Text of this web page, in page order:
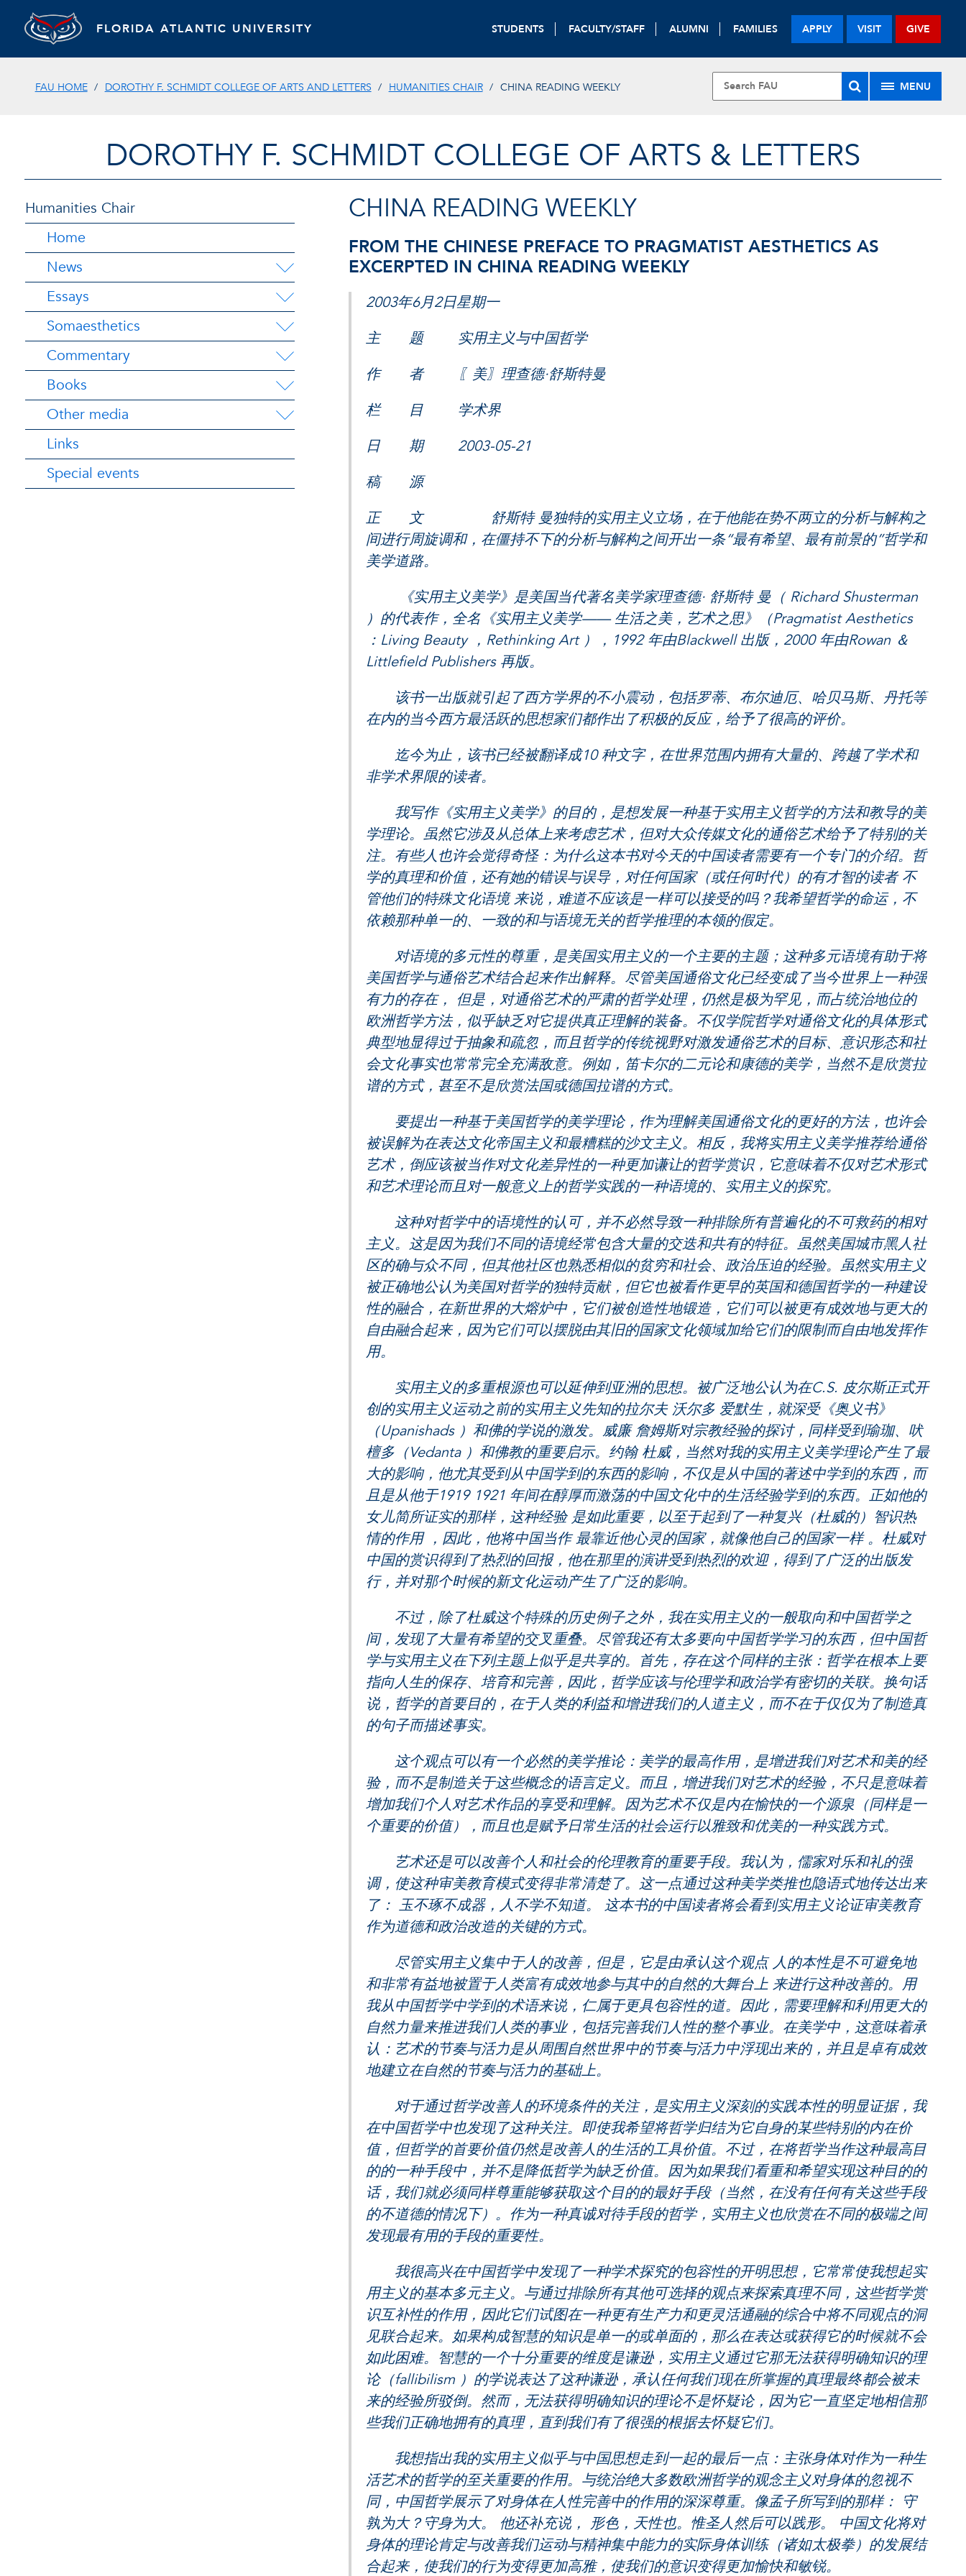
FLORIDA ATLANTIC UNIVERSITY STUDENTS FACULTY/STAFF ALUMNI FAMILIES APPLY VISIT GIVE
FAU HOME DOROTHY F. SCHMIDT COLLEGE OF ARTS AND LETTERS HUMANITIES CHAIR CHINA READING WEEKLY MENU
DOROTHY F. SCHMIDT COLLEGE OF ARTS & LETTERS
Humanities Chair
Home
News
Essays
Somaesthetics
Commentary
Books
Other media
Links
Special events
CHINA READING WEEKLY
FROM THE CHINESE PREFACE TO PRAGMATIST AESTHETICS AS
EXCERPTED IN CHINA READING WEEKLY
2003年6月2日星期一
主 题 实用主义与中国哲学
作 者 〖美〗理查德·舒斯特曼
栏 目 学术界
日 期 2003-05-21
稿 源
正 文 舒斯特 曼独特的实用主义立场，在于他能在势不两立的分析与解构之
间进行周旋调和，在僵持不下的分析与解构之间开出一条“最有希望、最有前景的”哲学和
美学道路。
《实用主义美学》是美国当代著名美学家理查德· 舒斯特 曼（ Richard Shusterman
）的代表作，全名《实用主义美学—— 生活之美，艺术之思》（Pragmatist Aesthetics
：Living Beauty ，Rethinking Art ），1992 年由Blackwell 出版，2000 年由Rowan ＆
Littlefield Publishers 再版。
该书一出版就引起了西方学界的不小震动，包括罗蒂、布尔迪厄、哈贝马斯、丹托等
在内的当今西方最活跃的思想家们都作出了积极的反应，给予了很高的评价。
迄今为止，该书已经被翻译成10 种文字，在世界范围内拥有大量的、跨越了学术和
非学术界限的读者。
我写作《实用主义美学》的目的，是想发展一种基于实用主义哲学的方法和教导的美
学理论。虽然它涉及从总体上来考虑艺术，但对大众传媒文化的通俗艺术给予了特别的关
注。有些人也许会觉得奇怪：为什么这本书对今天的中国读者需要有一个专门的介绍。哲
学的真理和价值，还有她的错误与误导，对任何国家（或任何时代）的有才智的读者 不
管他们的特殊文化语境 来说，难道不应该是一样可以接受的吗？我希望哲学的命运，不
依赖那种单一的、一致的和与语境无关的哲学推理的本领的假定。
对语境的多元性的尊重，是美国实用主义的一个主要的主题；这种多元语境有助于将
美国哲学与通俗艺术结合起来作出解释。尽管美国通俗文化已经变成了当今世界上一种强
有力的存在， 但是，对通俗艺术的严肃的哲学处理，仍然是极为罕见，而占统治地位的
欧洲哲学方法，似乎缺乏对它提供真正理解的装备。不仅学院哲学对通俗文化的具体形式
典型地显得过于抽象和疏忽，而且哲学的传统视野对激发通俗艺术的目标、意识形态和社
会文化事实也常常完全充满敌意。例如，笛卡尔的二元论和康德的美学，当然不是欣赏拉
谱的方式，甚至不是欣赏法国或德国拉谱的方式。
要提出一种基于美国哲学的美学理论，作为理解美国通俗文化的更好的方法，也许会
被误解为在表达文化帝国主义和最糟糕的沙文主义。相反，我将实用主义美学推荐给通俗
艺术，倒应该被当作对文化差异性的一种更加谦让的哲学赏识，它意味着不仅对艺术形式
和艺术理论而且对一般意义上的哲学实践的一种语境的、实用主义的探究。
这种对哲学中的语境性的认可，并不必然导致一种排除所有普遍化的不可救药的相对
主义。这是因为我们不同的语境经常包含大量的交迭和共有的特征。虽然美国城市黑人社
区的确与众不同，但其他社区也熟悉相似的贫穷和社会、政治压迫的经验。虽然实用主义
被正确地公认为美国对哲学的独特贡献，但它也被看作更早的英国和德国哲学的一种建设
性的融合，在新世界的大熔炉中，它们被创造性地锻造，它们可以被更有成效地与更大的
自由融合起来，因为它们可以摆脱由其旧的国家文化领域加给它们的限制而自由地发挥作
用。
实用主义的多重根源也可以延伸到亚洲的思想。被广泛地公认为在C.S. 皮尔斯正式开
创的实用主义运动之前的实用主义先知的拉尔夫 沃尔多 爱默生，就深受《奥义书》
（Upanishads ）和佛的学说的激发。威廉 詹姆斯对宗教经验的探讨，同样受到瑜珈、吠
檀多（Vedanta ）和佛教的重要启示。约翰 杜威，当然对我的实用主义美学理论产生了最
大的影响，他尤其受到从中国学到的东西的影响，不仅是从中国的著述中学到的东西，而
且是从他于1919 1921 年间在醇厚而激荡的中国文化中的生活经验学到的东西。正如他的
女儿简所证实的那样，这种经验 是如此重要，以至于起到了一种复兴（杜威的）智识热
情的作用 ，因此，他将中国当作 最靠近他心灵的国家，就像他自己的国家一样 。杜威对
中国的赏识得到了热烈的回报，他在那里的演讲受到热烈的欢迎，得到了广泛的出版发
行，并对那个时候的新文化运动产生了广泛的影响。
不过，除了杜威这个特殊的历史例子之外，我在实用主义的一般取向和中国哲学之
间，发现了大量有希望的交叉重叠。尽管我还有太多要向中国哲学学习的东西，但中国哲
学与实用主义在下列主题上似乎是共享的。首先，存在这个同样的主张：哲学在根本上要
指向人生的保存、培育和完善，因此，哲学应该与伦理学和政治学有密切的关联。换句话
说，哲学的首要目的，在于人类的利益和增进我们的人道主义，而不在于仅仅为了制造真
的句子而描述事实。
这个观点可以有一个必然的美学推论：美学的最高作用，是增进我们对艺术和美的经
验，而不是制造关于这些概念的语言定义。而且，增进我们对艺术的经验，不只是意味着
增加我们个人对艺术作品的享受和理解。因为艺术不仅是内在愉快的一个源泉（同样是一
个重要的价值），而且也是赋予日常生活的社会运行以雅致和优美的一种实践方式。
艺术还是可以改善个人和社会的伦理教育的重要手段。我认为，儒家对乐和礼的强
调，使这种审美教育模式变得非常清楚了。这一点通过这种美学类推也隐语式地传达出来
了： 玉不琢不成器，人不学不知道。 这本书的中国读者将会看到实用主义论证审美教育
作为道德和政治改造的关键的方式。
尽管实用主义集中于人的改善，但是，它是由承认这个观点 人的本性是不可避免地
和非常有益地被置于人类富有成效地参与其中的自然的大舞台上 来进行这种改善的。用
我从中国哲学中学到的术语来说，仁属于更具包容性的道。因此，需要理解和利用更大的
自然力量来推进我们人类的事业，包括完善我们人性的整个事业。在美学中，这意味着承
认：艺术的节奏与活力是从周围自然世界中的节奏与活力中浮现出来的，并且是卓有成效
地建立在自然的节奏与活力的基础上。
对于通过哲学改善人的环境条件的关注，是实用主义深刻的实践本性的明显证据，我
在中国哲学中也发现了这种关注。即使我希望将哲学归结为它自身的某些特别的内在价
值，但哲学的首要价值仍然是改善人的生活的工具价值。不过，在将哲学当作这种最高目
的的一种手段中，并不是降低哲学为缺乏价值。因为如果我们看重和希望实现这种目的的
话，我们就必须同样尊重能够获取这个目的的最好手段（当然，在没有任何有关这些手段
的不道德的情况下）。作为一种真诚对待手段的哲学，实用主义也欣赏在不同的极端之间
发现最有用的手段的重要性。
我很高兴在中国哲学中发现了一种学术探究的包容性的开明思想，它常常使我想起实
用主义的基本多元主义。与通过排除所有其他可选择的观点来探索真理不同，这些哲学赏
识互补性的作用，因此它们试图在一种更有生产力和更灵活通融的综合中将不同观点的洞
见联合起来。如果构成智慧的知识是单一的或单面的，那么在表达或获得它的时候就不会
如此困难。智慧的一个十分重要的维度是谦逊，实用主义通过它那无法获得明确知识的理
论（fallibilism ）的学说表达了这种谦逊，承认任何我们现在所掌握的真理最终都会被未
来的经验所驳倒。然而，无法获得明确知识的理论不是怀疑论，因为它一直坚定地相信那
些我们正确地拥有的真理，直到我们有了很强的根据去怀疑它们。
我想指出我的实用主义似乎与中国思想走到一起的最后一点：主张身体对作为一种生
活艺术的哲学的至关重要的作用。与统治绝大多数欧洲哲学的观念主义对身体的忽视不
同，中国哲学展示了对身体在人性完善中的作用的深深尊重。像孟子所写到的那样： 守
孰为大？守身为大。 他还补充说， 形色，天性也。惟圣人然后可以践形。 中国文化将对
身体的理论肯定与改善我们运动与精神集中能力的实际身体训练（诸如太极拳）的发展结
合起来，使我们的行为变得更加高雅，使我们的意识变得更加愉快和敏锐。